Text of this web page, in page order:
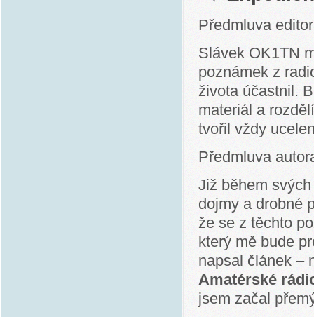
Předmluva
Slávek OK1TN
poznámek z
života účastnil.
materiál a
tvořil vždy
Předmluva
Již během
dojmy a drobné
že se z těchto
který mě bude
napsal článek –
Amatérské
jsem začal